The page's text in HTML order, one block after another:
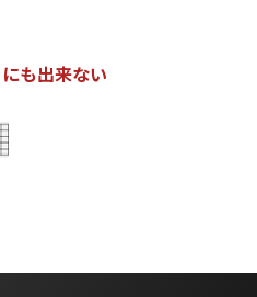
にも出来ない